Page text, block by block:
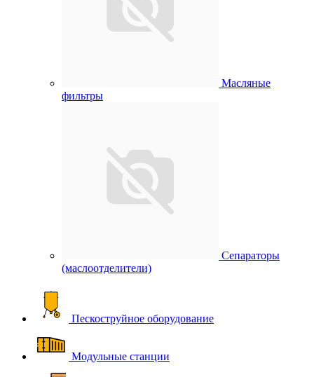
Масляные
фильтры
Сепараторы
(маслоотделители)
Пескоструйное оборудование
Модульные станции